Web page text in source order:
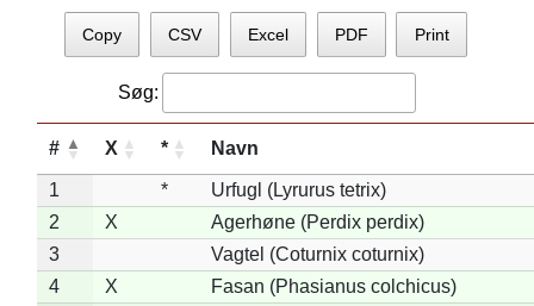
Copy CSV Excel PDF Print
Søg:
# X * Navn
1 *
Urfugl (Lyrurus tetrix)
2
X
Agerhøne (Perdix perdix)
3
Vagtel (Coturnix coturnix)
4
X
Fasan (Phasianus colchicus)